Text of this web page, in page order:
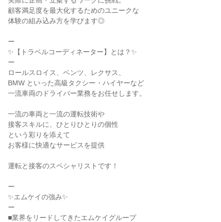
顧客満足度を最大化するためのユニークな
体験の組み込み方を学びます◎
ー
✨【トラベルコーディネーター】とは？✨
ー
ロールスロイス、ベンツ、レクサス、
BMW といった高級タクシー・ハイヤーなど
一流車両のドライバー業務をお任せします。
一流の車両と一流の運転技術や
接客スキルに、ひとりひとりの個性
という彩りを添えて
お客様に快適なサービスを提供
運転と接客のスペシャリストです！
ー
✨エムケイの強み✨
ー
■業界をリードしてきたエムケイグループ